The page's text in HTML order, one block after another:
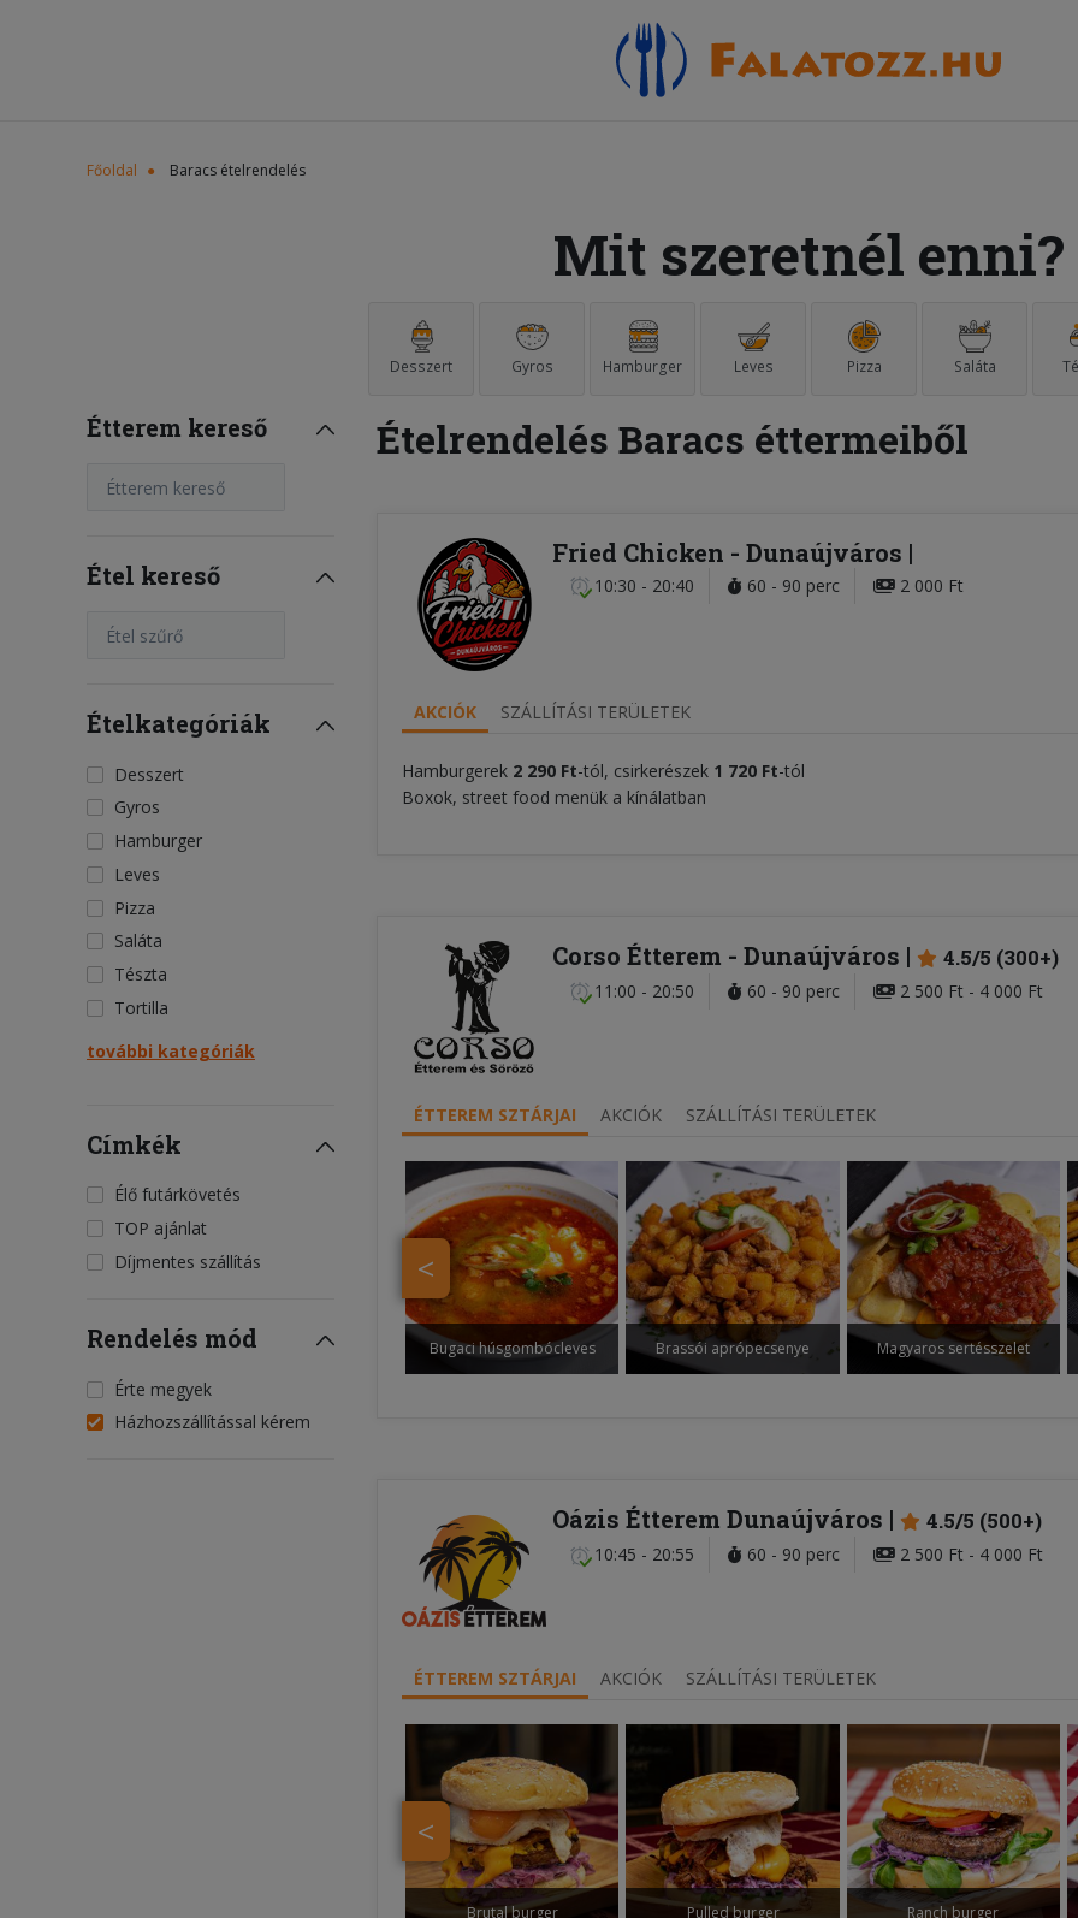
Főoldal Baracs ételrendelés
Mit szeretnél enni?
Desszert Gyros Hamburger Leves Pizza Saláta
Étterem kereső
Étterem kereső
Étel kereső
Étel szűrő
Ételkategóriák
Desszert
Gyros
Hamburger
Leves
Pizza
Saláta
Tészta
Tortilla
további kategóriák
Címkék
Élő futárkövetés
TOP ajánlat
Díjmentes szállítás
Rendelés mód
Érte megyek
Házhozszállítással kérem
Ételrendelés Baracs éttermeiből
Fried Chicken - Dunaújváros
10:30 - 20:40 60 - 90 perc 2 000 Ft
AKCIÓK SZÁLLÍTÁSI TERÜLETEK
Hamburgerek 2 290 Ft-tól, csirkerészek 1 720 Ft-tól
Boxok, street food menük a kínálatban
Corso Étterem - Dunaújváros 4.5/5 (300+)
11:00 - 20:50 60 - 90 perc 2 500 Ft - 4 000 Ft
ÉTTEREM SZTÁRJAI AKCIÓK SZÁLLÍTÁSI TERÜLETEK
<
Bugaci húsgombócleves Brassói aprópecsenye Magyaros sertésszelet
Oázis Étterem Dunaújváros 4.5/5 (500+)
10:45 - 20:55 60 - 90 perc 2 500 Ft - 4 000 Ft
ÉTTEREM SZTÁRJAI AKCIÓK SZÁLLÍTÁSI TERÜLETEK
<
Brutal burger Pulled burger Ranch burger